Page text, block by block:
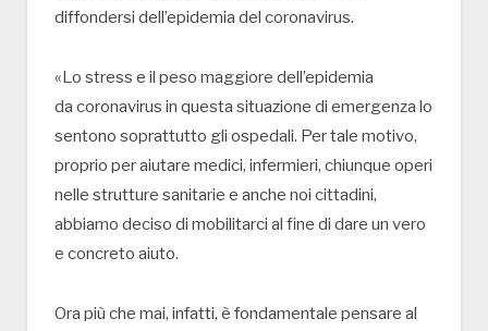
diffondersi dell’epidemia del coronavirus.
«Lo stress e il peso maggiore dell’epidemia
da coronavirus in questa situazione di emergenza lo
sentono soprattutto gli ospedali. Per tale motivo,
proprio per aiutare medici, infermieri, chiunque operi
nelle strutture sanitarie e anche noi cittadini,
abbiamo deciso di mobilitarci al fine di dare un vero
e concreto aiuto.
Ora più che mai, infatti, è fondamentale pensare al